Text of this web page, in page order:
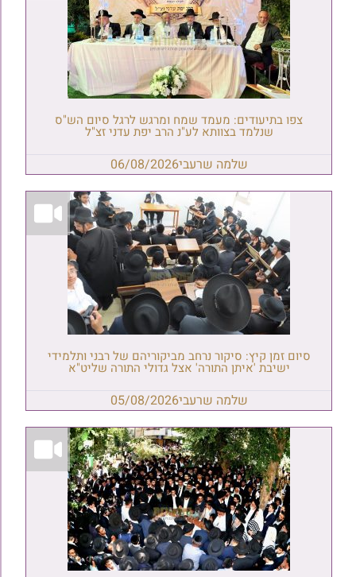
צפו בתיעודים: מעמד שמח ומרגש לרגל סיום הש"ס
שנלמד בצוותא לע"נ הרב יפת עדני זצ"ל
שלמה שרעבי06/08/2026
סיום זמן קיץ: סיקור נרחב מביקוריהם של רבני ותלמידי
ישיבת 'איתן התורה' אצל גדולי התורה שליט"א
שלמה שרעבי05/08/2026